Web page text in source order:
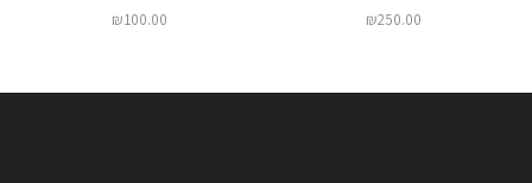
₪250.00
₪100.00